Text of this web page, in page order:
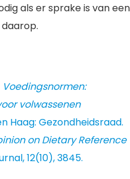
als er sprake is van een
Voedingsnormen:
volwassenen
Haag: Gezondheidsraad.
on Dietary Reference
12(10), 3845.